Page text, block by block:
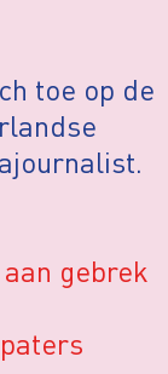
toe op de
gebrek